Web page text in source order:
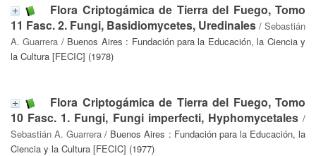
Flora Criptogámica de Tierra del Fuego, Tomo
11 Fasc. 2. Fungi, Basidiomycetes, Uredinales / Sebastián
A. Guarrera / Buenos Aires : Fundación para la Educación, la Ciencia y
la Cultura [FECIC] (1978)
Flora Criptogámica de Tierra del Fuego, Tomo
10 Fasc. 1. Fungi, Fungi imperfecti, Hyphomycetales/
Sebastián A. Guarrera / Buenos Aires : Fundación para la Educación, la
Ciencia y la Cultura [FECIC] (1977)